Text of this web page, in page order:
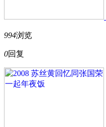
994浏览
0回复